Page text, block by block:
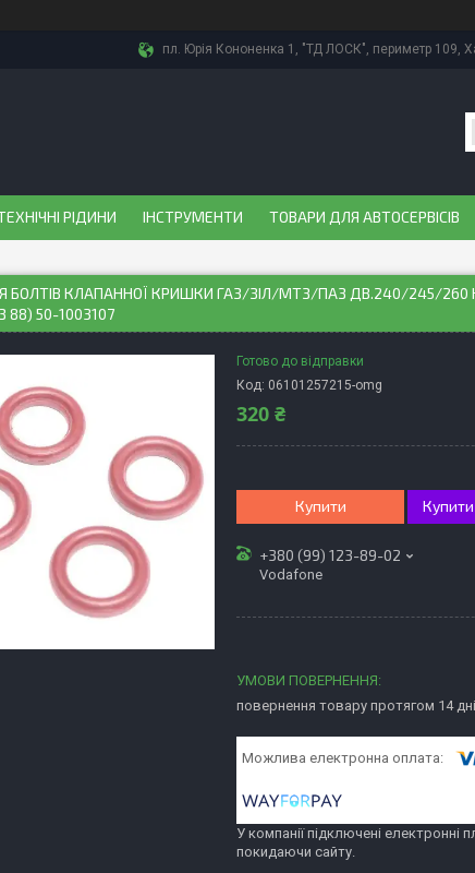
пл. Юрія Кононенка 1, "ТД ЛОСК", периметр 109,
РІДИНИ ІНСТРУМЕНТИ ТОВАРИ ДЛЯ АВТОСЕРВІСІВ
БОЛТІВ КЛАПАННОЇ КРИШКИ ГАЗ/ЗІЛ/МТЗ/ПАЗ ДВ.240/245/260
50-1003107
Готово до відправки
Код: 06101257215-omg
320 ₴
Купити Купити
+380 (99) 123-89-02
Vodafone
повернення товару протягом 14
У компанії підключені електронні
покидаючи сайту.